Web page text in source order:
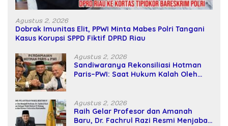
Agustus 2, 2026
Dobrak Imunitas Elit, PPWI Minta Mabes Polri Tangani
Kasus Korupsi SPPD Fiktif DPRD Riau
Agustus 2, 2026
Sandiwaranya Rekonsiliasi Hotman
Paris–PWI: Saat Hukum Kalah Oleh
Agustus 2, 2026
Raih Gelar Profesor dan Amanah
Baru, Dr. Fachrul Razi Resmi Menjabat